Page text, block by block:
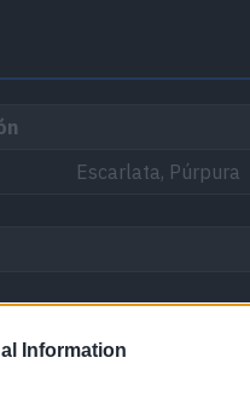
Information
Escarlata, Púrpura